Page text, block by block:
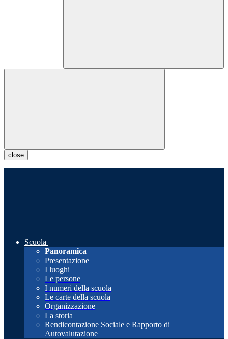
close
Scuola
Panoramica
Presentazione
I luoghi
Le persone
I numeri della scuola
Le carte della scuola
Organizzazione
La storia
Rendicontazione Sociale e Rapporto di
Autovalutazione